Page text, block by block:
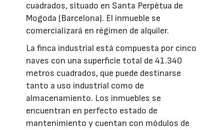
cuadrados, situado en Santa Perpètua de
Mogoda (Barcelona). El inmueble se
comercializará en régimen de alquiler.
La finca industrial está compuesta por cinco
naves con una superficie total de 41.340
metros cuadrados, que puede destinarse
tanto a uso industrial como de
almacenamiento. Los inmuebles se
encuentran en perfecto estado de
mantenimiento y cuentan con módulos de